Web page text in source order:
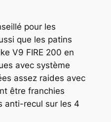
pour les
que les patins
V9 FIRE 200 en
avec système
assez raides avec
être franchies
anti-recul sur les 4